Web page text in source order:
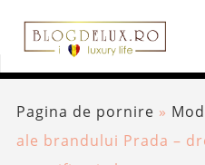
Pagina de pornire »
ale brandului Prada –